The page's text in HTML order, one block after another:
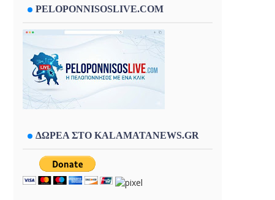
PELOPONNISOSLIVE.COM
ΔΩΡΕΑ ΣΤΟ KALAMATANEWS.GR